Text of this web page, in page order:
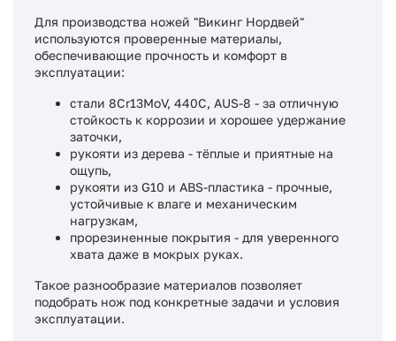
Для производства ножей "Викинг Нордвей"
используются проверенные материалы,
обеспечивающие прочность и комфорт в
эксплуатации:
стали 8Cr13MoV, 440C, AUS-8 - за отличную
стойкость к коррозии и хорошее удержание
заточки,
рукояти из дерева - тёплые и приятные на
ощупь,
рукояти из G10 и ABS-пластика - прочные,
устойчивые к влаге и механическим
нагрузкам,
прорезиненные покрытия - для уверенного
хвата даже в мокрых руках.
Такое разнообразие материалов позволяет
подобрать нож под конкретные задачи и условия
эксплуатации.